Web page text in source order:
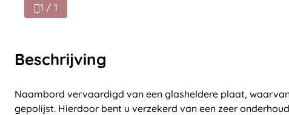
1 / 1
Beschrijving
Naambord vervaardigd van een glasheldere plaat,
gepolijst. Hierdoor bent u verzekerd van een zeer